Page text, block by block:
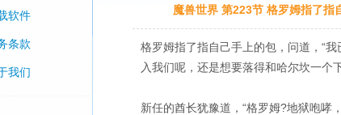
软件
条款
我们
魔兽世界 第223节 格罗姆指了指
格罗姆指了指自己手上的包，问道，“
入我们呢，还是想要落得和哈尔坎一个
新任的酋长犹豫道，“格罗姆?地狱咆哮